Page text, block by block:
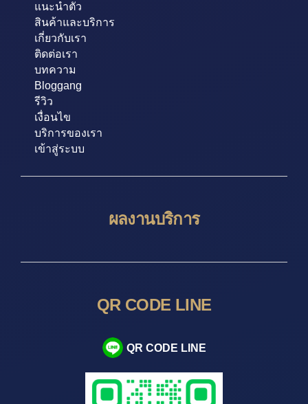
แนะนำตัว
สินค้าและบริการ
เกี่ยวกับเรา
ติดต่อเรา
บทความ
Bloggang
รีวิว
เงื่อนไข
บริการของเรา
เข้าสู่ระบบ
ผลงานบริการ
QR CODE LINE
QR CODE LINE